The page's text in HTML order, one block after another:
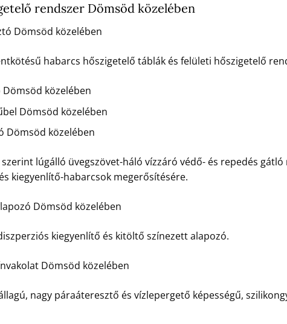
rendszer Dömsöd közelében
Dömsöd közelében
habarcs hőszigetelő táblák és felületi hőszigetelő
közelében
Dömsöd közelében
Dömsöd közelében
lúgálló üvegszövet-háló vízzáró védő- és repedés
kiegyenlítő-habarcsok megerősítésére.
Dömsöd közelében
kiegyenlítő és kitöltő színezett alapozó.
Dömsöd közelében
nagy páraáteresztő és vízlepergető képességű,